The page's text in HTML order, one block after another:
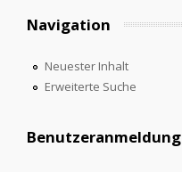
Navigation
Neuester Inhalt
Erweiterte Suche
Benutzeranmeldung